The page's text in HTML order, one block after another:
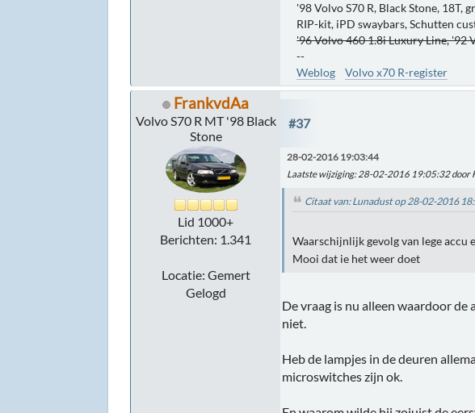
'98 Volvo S70 R, Black Stone,
RIP-kit, iPD swaybars, Schutten
'96 Volvo 460 1.8i Luxury Line, '92
--
Weblog
Volvo x70 R-register
FrankvdAa
Volvo S70 R MT '98 Black
Stone
Lid 1000+
Berichten: 1.341
Locatie: Gemert
Gelogd
#37
28-02-2016 19:03:44
Laatste wijziging: 28-02-2016 19:05:32 door
Citaat van: Lunadust op 28-02-2016
Waarschijnlijk gevolg van lege accu
Mooi dat ie het weer doet
De vraag is nu alleen waardoor de
niet.
Heb de lampjes in de deuren
microswitches zijn ok.